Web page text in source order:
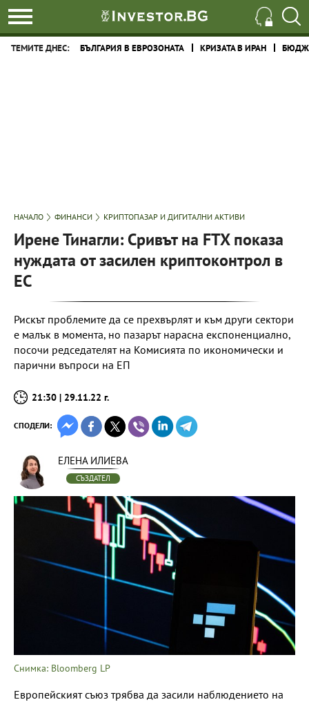
ТЕМИТЕ ДНЕС: БЪЛГАРИЯ В ЕВРОЗОНАТА КРИЗАТА В ИРАН
НАЧАЛО ФИНАНСИ КРИПТОПАЗАР И ДИГИТАЛНИ АКТИВИ
Ирене Тинагли: Сривът на FTX показа
нуждата от засилен криптоконтрол в
ЕС
Рискът проблемите да се прехвърлят и към други сектори
е малък в момента, но пазарът нарасна експоненциално,
посочи редседателят на Комисията по икономически и
парични въпроси на ЕП
21:30 | 29.11.22 г.
СПОДЕЛИ:
ЕЛЕНА ИЛИЕВА
СЪЗДАТЕЛ
Снимка: Bloomberg LP
Европейският съюз трябва да засили наблюдението на